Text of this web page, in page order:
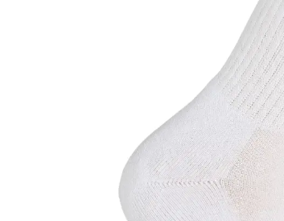
Équipez votre passion.
Tout le sport, pour tous les
À propos de nous
Nos événements
Postulez ici !